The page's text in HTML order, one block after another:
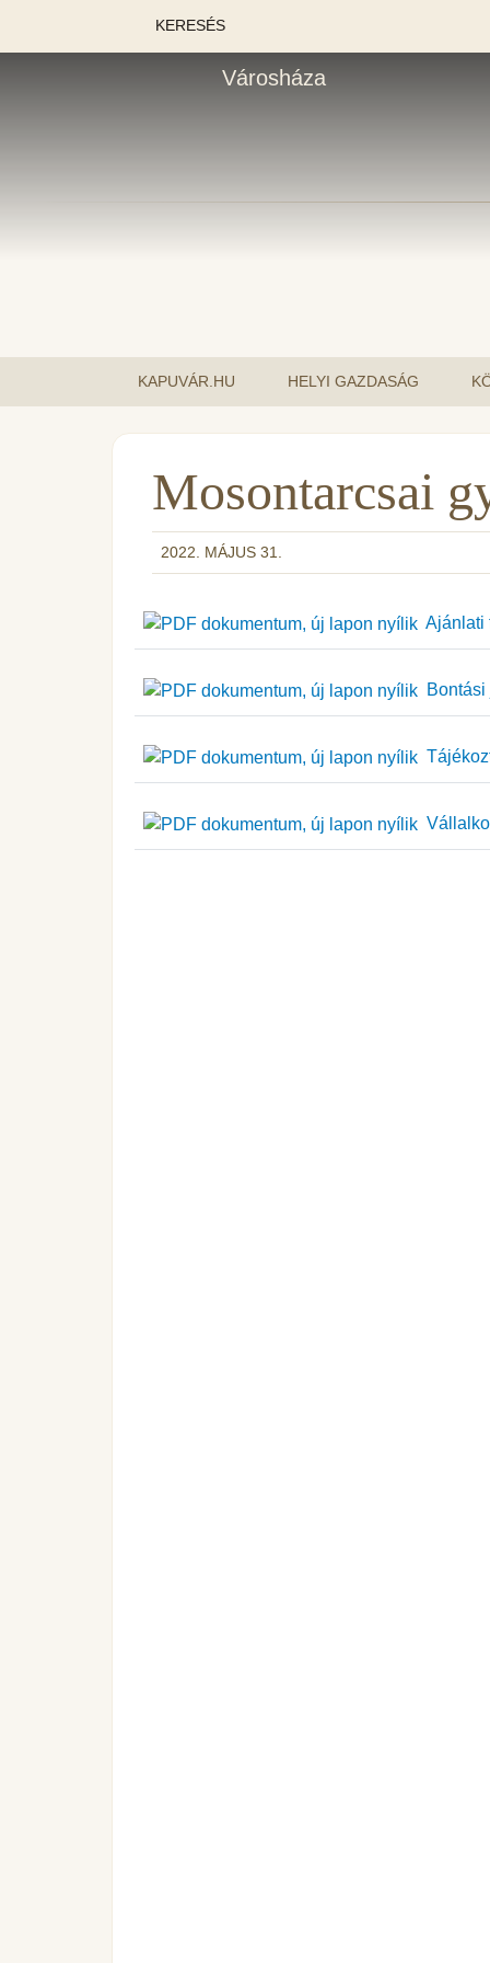
KERESÉS
Városháza
KAPUVÁR.HU HELYI GAZDASÁG
Mosontarcsai
2022. MÁJUS 31.
Ajánlati
Bontási